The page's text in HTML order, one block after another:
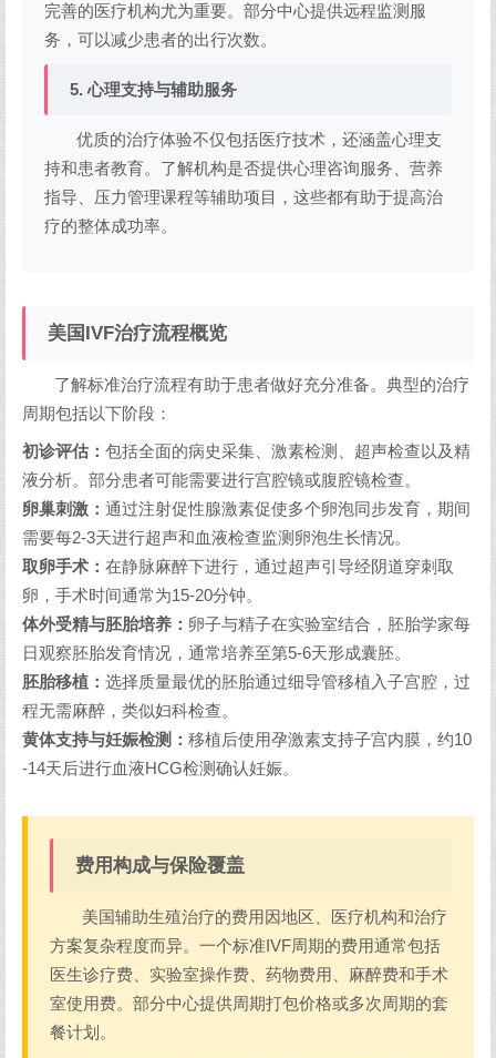
完善的医疗机构尤为重要。部分中心提供远程监测服
务，可以减少患者的出行次数。
5. 心理支持与辅助服务
优质的治疗体验不仅包括医疗技术，还涵盖心理支
持和患者教育。了解机构是否提供心理咨询服务、营养
指导、压力管理课程等辅助项目，这些都有助于提高治
疗的整体成功率。
美国IVF治疗流程概览
了解标准治疗流程有助于患者做好充分准备。典型的治疗
周期包括以下阶段：
初诊评估： 包括全面的病史采集、激素检测、超声检查以及精
液分析。部分患者可能需要进行宫腔镜或腹腔镜检查。
卵巢刺激： 通过注射促性腺激素促使多个卵泡同步发育，期间
需要每2-3天进行超声和血液检查监测卵泡生长情况。
取卵手术： 在静脉麻醉下进行，通过超声引导经阴道穿刺取
卵，手术时间通常为15-20分钟。
体外受精与胚胎培养： 卵子与精子在实验室结合，胚胎学家每
日观察胚胎发育情况，通常培养至第5-6天形成囊胚。
胚胎移植： 选择质量最优的胚胎通过细导管移植入子宫腔，过
程无需麻醉，类似妇科检查。
黄体支持与妊娠检测： 移植后使用孕激素支持子宫内膜，约10
-14天后进行血液HCG检测确认妊娠。
费用构成与保险覆盖
美国辅助生殖治疗的费用因地区、医疗机构和治疗
方案复杂程度而异。一个标准IVF周期的费用通常包括
医生诊疗费、实验室操作费、药物费用、麻醉费和手术
室使用费。部分中心提供周期打包价格或多次周期的套
餐计划。